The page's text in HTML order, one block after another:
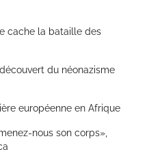
cache la bataille des
du néonazisme
européenne en Afrique
nous son corps»,